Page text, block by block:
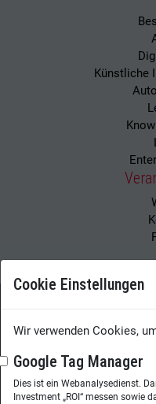
Künstliche
Wissensmanagement
Herausgeberin:Nicole
Cookie Einstellungen
Wir verwenden Cookies,
Google Tag Manager
Dies ist ein Webanalysedienst.
Investment „ROI“ messen sowie